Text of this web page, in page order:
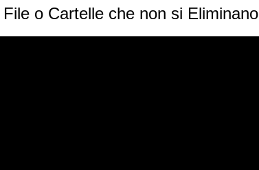
o Cartelle che non si Eliminano